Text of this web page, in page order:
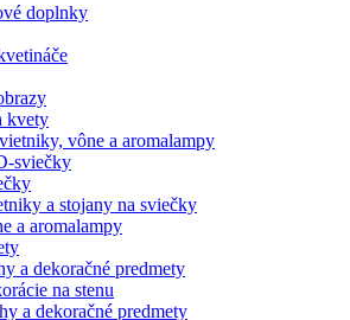
doplnky
kvety
vône a aromalampy
sviečky
a stojany na sviečky
a aromalampy
a dekoračné predmety
na stenu
a dekoračné predmety